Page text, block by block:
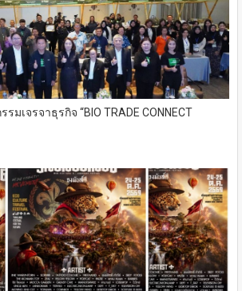
มเจรจาธุรกิจ “BIO TRADE CONNECT